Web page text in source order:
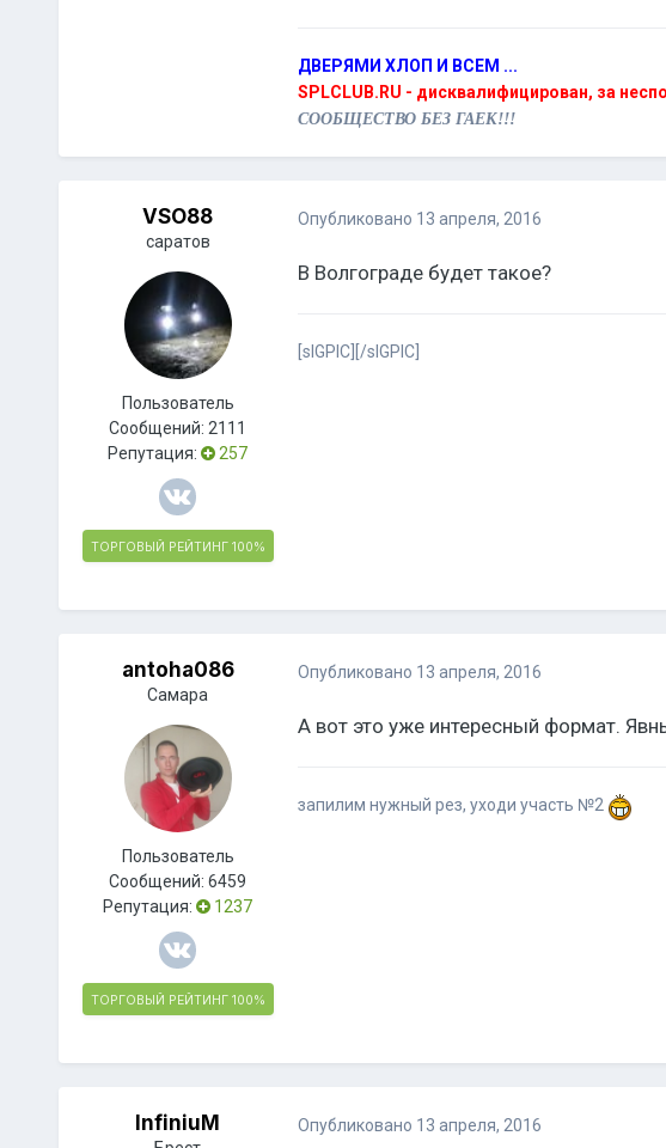
ДВЕРЯМИ ХЛОП И ВСЕМ ...
SPLCLUB.RU - дисквалифицирован, за
СООБЩЕСТВО БЕЗ ГАЕК!!!
VSO88
саратов
Пользователь
Сообщений:2111
Репутация:
257
ТОРГОВЫЙ РЕЙТИНГ 100%
Опубликовано 13 апреля, 2016
В Волгограде будет такое?
[sIGPIC][/sIGPIC]
antoha086
Самара
Пользователь
Сообщений:6459
Репутация:
1237
ТОРГОВЫЙ РЕЙТИНГ 100%
Опубликовано 13 апреля, 2016
А вот это уже интересный формат.
запилим нужный рез, уходи участь №2
InfiniuM Опубликовано 13 апреля, 2016